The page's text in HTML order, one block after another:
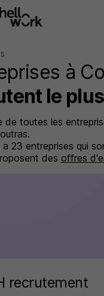
à
le plus
de toutes les
23 entreprises qui
des offres
recrutement